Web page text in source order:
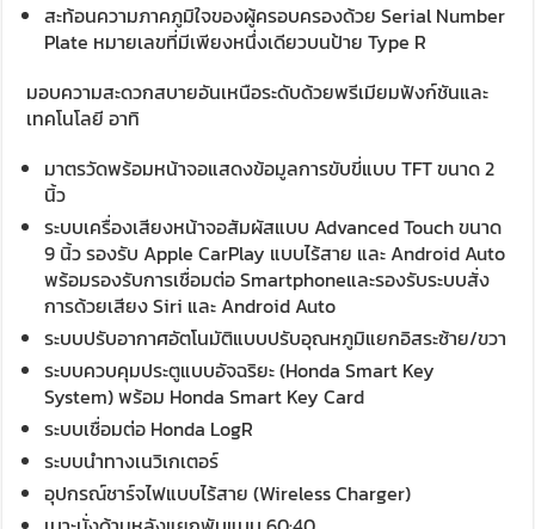
สะท้อนความภาคภูมิใจของผู้ครอบครองด้วย Serial Number
Plate หมายเลขที่มีเพียงหนึ่งเดียวบนป้าย Type R
มอบความสะดวกสบายอันเหนือระดับด้วยพรีเมียมฟังก์ชันและ
เทคโนโลยี อาทิ
มาตรวัดพร้อมหน้าจอแสดงข้อมูลการขับขี่แบบ TFT ขนาด 2
นิ้ว
ระบบเครื่องเสียงหน้าจอสัมผัสแบบ Advanced Touch ขนาด
9 นิ้ว รองรับ Apple CarPlay แบบไร้สาย และ Android Auto
พร้อมรองรับการเชื่อมต่อ Smartphoneและรองรับระบบสั่ง
การด้วยเสียง Siri และ Android Auto
ระบบปรับอากาศอัตโนมัติแบบปรับอุณหภูมิแยกอิสระซ้าย/ขวา
ระบบควบคุมประตูแบบอัจฉริยะ (Honda Smart Key
System) พร้อม Honda Smart Key Card
ระบบเชื่อมต่อ Honda LogR
ระบบนำทางเนวิเกเตอร์
อุปกรณ์ชาร์จไฟแบบไร้สาย (Wireless Charger)